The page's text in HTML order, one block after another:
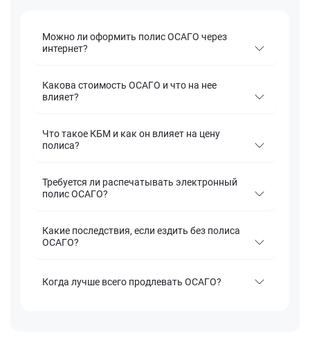
Можно ли оформить полис ОСАГО через
интернет?
Какова стоимость ОСАГО и что на нее
влияет?
Что такое КБМ и как он влияет на цену
полиса?
Требуется ли распечатывать электронный
полис ОСАГО?
Какие последствия, если ездить без полиса
ОСАГО?
Когда лучше всего продлевать ОСАГО?